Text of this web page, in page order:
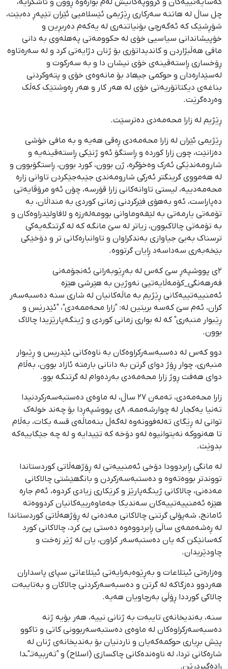
چل ساڵ لە هاتنە سەرکاری ڕێژیمی ئێسلامیی ئێران تێپەڕ دەبێت،
شۆڕشێک کە ئەگەرچی بۆنیاتنەری لە یەکەم دەربڕین و
خۆپیشاندانی سیاسیی خۆی لە حکوومەتی پەھلەوی بە دانی
مافی ھەڵبژاردن و کاندیداتۆری بۆ ژنان دژایەتی کرد و لە سەرەتاوە
ڕۆخساری ڕاستەقینەی خۆی نیشان دا و بە سەرکوت و
لەسێدارەدان و حوکمی جیھاد بۆ مانەوەی خۆی و پتەوکردنی
بناغەی دیکتاتۆریەتی خۆی لە ھەر کار و ھەر ڕەوشتێک کەڵک
وەردەگرێت.
ڕێژیم لە زارا محەمەدی دەترسێت.
ڕێژیمی ئێران لە زارا محەمەدی ڕەقی ھەیە و بە مافی خۆشی
دەزانێت، چون زارا کوردە و ڕاستگۆ ئەو ژنێکی ڕاستەقینەیە و
شارومەندێکی ئەرک وەخۆگرە، ژن بوون، کورد بوون، ڕاستگۆبوون و
لە ھەمووی گرینگتر ئەرکی شارومەندی جێبەجێکردن تاوانی زارە
محەمەدییە، لیستی تاوانەکانی زارا قۆرسە، چۆن ئەو مرۆڤایەتی
دەپاراست، ئەو بەھۆی فێرکردنی زمانی کوردی بە منداڵان، بە
تۆمەتی یارمەتی بە لێقەوماوانی بوومەلەرزە و لافاولێدراوەکان و
بە تۆمەتی چالاکبوون، زیاتر لە سێ مانگە کە لە گرتنگەیەکی
ترسناک بەبێ جیاوازی بەندکراوان و تاوانبارەکانی تر و دۆخێکی
بێخەبەری سەداسەد ڕایان گرتووە.
٢ی پووشپەڕ سێ کەس لە بەڕێوبەرانی ئەنجۆمەنی
فەرھەنگی_کۆمەڵایەتیی نەوژین بە ھێرشی ھێزە
ئەمنییەتییەکانی ڕێژیم بە ماڵەکانیان لە شاری سنە دەسبەسەر
کران، ئەم سێ کەسە بریتین لە: "زارا محەممەدی"، "ئێدرێس و
ڕێبوار منبەری" کە لە بواری زمانی کوردی و ژینگەپارێزیدا چالاک
بوون.
دوو کەس لە دەسبەسەرکراوەکان بە ناوەکانی ئێدریس و ڕێبوار
منبەری، چوار ڕۆژ دوای گرتن بە دانانی بارمتە ئازاد بوون، بەڵام
دوای ھەفت ڕوژ زارا محەمەدی بەردەوام لە گرتنگە بوو.
زارا محەمەدی، تەمەن ٢٧ ساڵ، لە ماوەی دەستبەسەرکردنیدا
تەنیا یەکجار لە چوارشەممە، ٨ی پووشپەڕدا بۆ چەند خولەک
توانی لە ڕێگای تەلەفوونەوە لەگەڵ بنەماڵەی قسە بکات، بەڵام
تا هەنووکە نەیتوانیوە لەو دۆخە کە تێیدایە و لە چە جێگاییەکە
بدوێت.
لە مانگی ڕابردوودا دۆخی ئەمنییەتی لە ڕۆژهەڵاتی کوردستاندا
تووندتر بووەتەوە و دەستبەسەرکردن و بانگھێشتی چالاکانی
مەدەنی، چالاکانی ژینگەپارێز و کرێکاری زیادی کردوە، ئەم جارە
ھێزە ئەمنییەتییەکان سەندیکا جەماوەرییەکانیان کردووەتە
ئامانج، شەپۆلی گرتنی چالاکانی مەدەنی لە ڕۆژهەڵاتی کوردستاندا
لە ڕەشەممەی ساڵی ڕابردووەوە دەستی پێ کرد، چالاکانی کورد
کەسانێکن کە یان دەستبەسەر کراون، یان لە ژێر زەخت و
چاودێریدان.
وەزارەتی ئیتلاعات و بەڕێوەبەرایەتی ئیتلاعاتی سپای پاسداران
ھەردوو دەزگاکە لە گرتن و دەسبەسەرکردنی چالاکان و بەتایبەت
چالاکی کورددا ڕۆڵی بەرچاویان ھەیە.
سنە، بەندیخانەی تایبەت بە ژنانی نییە، ھەر بۆیە ژنە
دەسبەسەرکراوەکان لە ماوەی دەستبەسەربوونی کاتی و تاکوو
پێش بڕیاری حوکمەکەیان و ناردنیان بۆ بەندیخانەی ژنان لە
شارەکانی تردا، لە ناوەندەکانی چاکسازی (اسلاح) و "تەربیەتـ"ـدا
ڕادەگیردرێن.